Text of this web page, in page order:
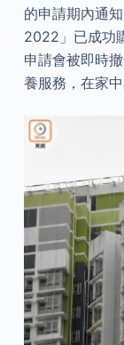
的申請期內通
2022」已成功
申請會被即時
養服務，在家